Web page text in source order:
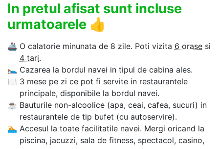
In pretul afisat sunt incluse
urmatoarele 👍
🚢 O calatorie minunata de 8 zile. Poti vizita 6 orase si
4 tari.
🛌 Cazarea la bordul navei in tipul de cabina ales.
🍽 3 mese pe zi ce pot fi servite in restaurantele
principale, disponibile la bordul navei.
☕ Bauturile non-alcoolice (apa, ceai, cafea, sucuri) in
restaurantele de tip bufet (cu autoservire).
🏊‍ Accesul la toate facilitatile navei. Mergi oricand la
piscina, jacuzzi, sala de fitness, spectacol, casino,